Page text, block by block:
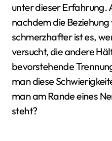
unter dieser Erfahrung.
nachdem die Beziehung
schmerzhafter ist es,
versucht, die andere
bevorstehende
man diese
man am Rande eines
steht?